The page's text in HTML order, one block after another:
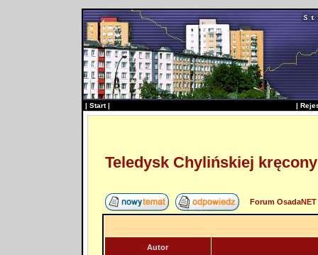
| Start| |
Teledysk Chylińskiej
Forum
Autor